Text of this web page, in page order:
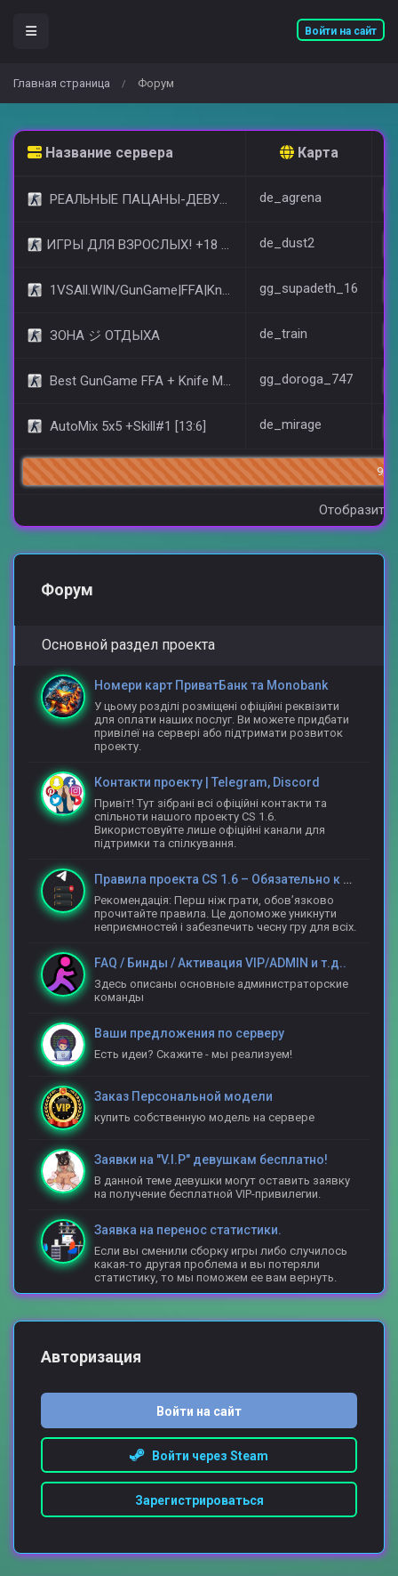
Войти на сайт
Главная страница / Форум
Название сервера Карта
РЕАЛЬНЫЕ ПАЦАНЫ-ДЕВУШКИ 18+ [STEAM BONUS] de_agrena
​ИГРЫ ДЛЯ ВЗРОСЛЫХ! +18 © (FREE VIP) de_dust2
1VSAll.WIN/GunGame|FFA|KnIfE MoD gg_supadeth_16
ЗОНА ジ ОТДЫХА de_train
Best GunGame FFA + Knife MOD(+18) gg_doroga_747
AutoMix 5x5 +Skill#1 [13:6] de_mirage
99/
Отобразить
Форум
Основной раздел проекта
Номери карт ПриватБанк та Monobank
У цьому розділі розміщені офіційні реквізити
для оплати наших послуг. Ви можете придбати
привілеї на сервері або підтримати розвиток
проекту.
Контакти проекту | Telegram, Discord
Привіт! Тут зібрані всі офіційні контакти та
спільноти нашого проекту CS 1.6.
Використовуйте лише офіційні канали для
підтримки та спілкування.
Правила проекта CS 1.6 – Обязательно к прочтению
Рекомендація: Перш ніж грати, обов’язково
прочитайте правила. Це допоможе уникнути
неприємностей і забезпечить чесну гру для всіх.
FAQ / Бинды / Активация VIP/ADMIN и т.д..
Здесь описаны основные администраторские
команды
Ваши предложения по серверу
Есть идеи? Скажите - мы реализуем!
Заказ Персональной модели
купить собственную модель на сервере
Заявки на "V.I.P" девушкам бесплатно!
В данной теме девушки могут оставить заявку
на получение бесплатной VIP-привилегии.
Заявка на перенос статистики.
Если вы сменили сборку игры либо случилось
какая-то другая проблема и вы потеряли
статистику, то мы поможем ее вам вернуть.
Авторизация
Войти на сайт
Войти через Steam
Зарегистрироваться